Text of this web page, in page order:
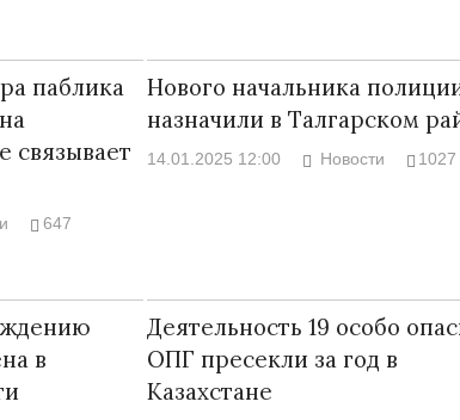
паблика
связывает
647
Нового начальника
назначили в Талгарском
14.01.2025 12:00 Новости 1027
в
Деятельность 19 особо
ОПГ пресекли за год в
Казахстане